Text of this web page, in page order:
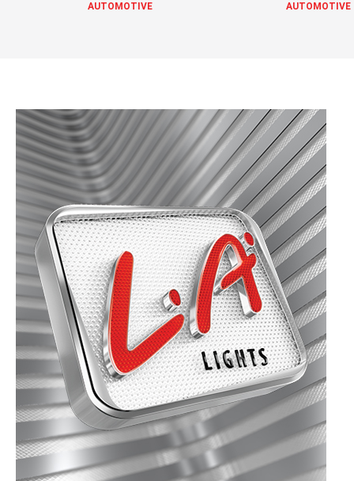
AUTOMOTIVE AUTOMOTIVE